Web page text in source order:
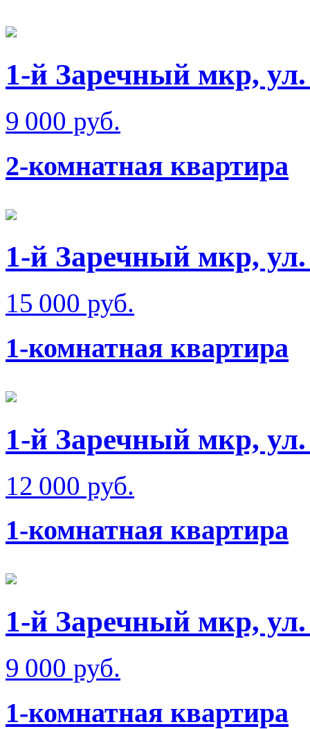
1-й Заречный мкр, ул.
9 000 руб.
2-комнатная квартира
1-й Заречный мкр, ул.
15 000 руб.
1-комнатная квартира
1-й Заречный мкр,
12 000 руб.
1-комнатная квартира
1-й Заречный мкр, ул.
9 000 руб.
1-комнатная квартира